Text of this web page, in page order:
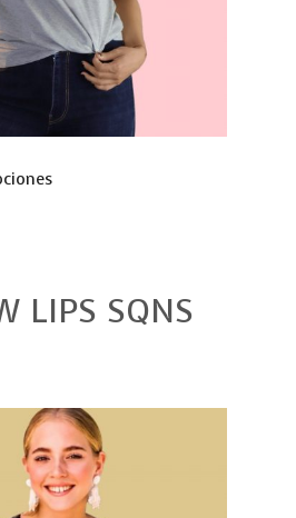
LIPS SQNS